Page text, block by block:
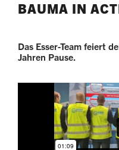
BAUMA IN
Das Esser-Team feiert
Jahren Pause.